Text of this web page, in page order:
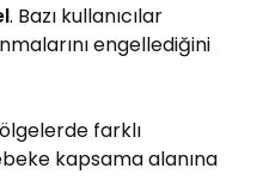
. Bazı kullanıcılar
engellediğini
farklı
kapsama alanına